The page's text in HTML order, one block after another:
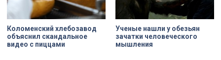
Коломенский хлебозавод
объяснил скандальное
видео с пиццами
Ученые нашли у обезьян
зачатки человеческого
мышления